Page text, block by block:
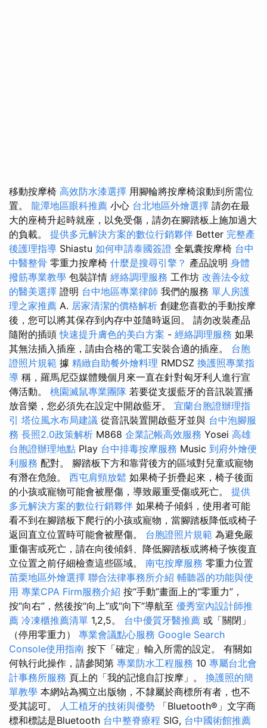
移動按摩椅 高效防水漆選擇 用腳輪將按摩椅滾動到所需位
置。 龍潭地區眼科推薦 小心 台北地區外燴選擇 請勿在最
大的座椅升起時就座，以免受傷，請勿在腳踏板上施加過大
的負載。 提供多元解決方案的數位行銷夥伴 Better 完整產
後護理指導 Shiastu 如何申請泰國簽證 全氣囊按摩椅 台中
中醫整骨 零重力按摩椅 什麼是搜尋引擎？ 產品說明 身體
撥筋專業教學 包裝詳情 經絡調理服務 工作坊 改善法令紋
的醫美選擇 證明 台中地區專業律師 我們的服務 單人房護
理之家推薦 A. 居家清潔的價格解析 創建您喜歡的手動按摩
後，您可以將其保存到內存中並隨時返回。 請勿改裝產品
隨附的插頭快速提升膚色的美白方案 - 經絡調理服務 如果
其無法插入插座，請由合格的電工安裝合適的插座。 台胞
證照片規範 據 精緻自助餐外燴料理 RMDSZ 換護照專業指
導 稱，羅馬尼亞媒體幾個月來一直在針對匈牙利人進行宣
傳活動。 桃園滅鼠專業團隊 若要從支援藍牙的音訊裝置播
放音樂，您必須先在設定中開啟藍牙。 宜蘭台胞證辦理指
引 塔位風水布局建議 從音訊裝置開啟藍牙並與 台中泡腳服
務 長照2.0政策解析 M868 企業記帳高效服務 Yosei 高雄
台胞證辦理地點 Play 台中排毒按摩服務 Music 到府外燴便
利服務 配對。 腳踏板下方和靠背後方的區域對兒童或寵物
有潛在危險。 西屯肩頸放鬆 如果椅子折疊起來，椅子後面
的小孩或寵物可能會被壓傷，導致嚴重受傷或死亡。 提供
多元解決方案的數位行銷夥伴 如果椅子傾斜，使用者可能
看不到在腳踏板下爬行的小孩或寵物，當腳踏板降低或椅子
返回直立位置時可能會被壓傷。 台胞證照片規範 為避免嚴
重傷害或死亡，請在向後傾斜、降低腳踏板或將椅子恢復直
立位置之前仔細檢查這些區域。 南屯按摩服務 零重力位置
苗栗地區外燴選擇 聯合法律事務所介紹 輔聽器的功能與使
用 專業CPA Firm服務介紹 按“手動”畫面上的“零重力”，
按“向右”，然後按“向上”或“向下”導航至 優秀室內設計師推
薦 冷凍櫃推薦清單 1,2,5。 台中優質牙醫推薦 或「關閉」
（停用零重力） 專業會議點心服務 Google Search
Console使用指南 按下「確定」輸入所需的設定。 有關如
何執行此操作，請參閱第 專業防水工程服務 10 專屬台北會
計事務所服務 頁上的「我的記憶自訂按摩」。 換護照的簡
單教學 本網站為獨立出版物，不隸屬於商標所有者，也不
受其認可。 人工植牙的技術與優勢 「Bluetooth®」文字商
標和標誌是Bluetooth 台中整脊療程 SIG, 台中國術館推薦